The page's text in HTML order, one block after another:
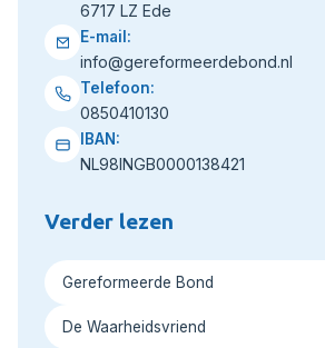
6717 LZ Ede
E-mail:
info@gereformeerdebond.nl
Telefoon:
0850410130
IBAN:
NL98INGB0000138421
Verder lezen
Gereformeerde Bond
De Waarheidsvriend